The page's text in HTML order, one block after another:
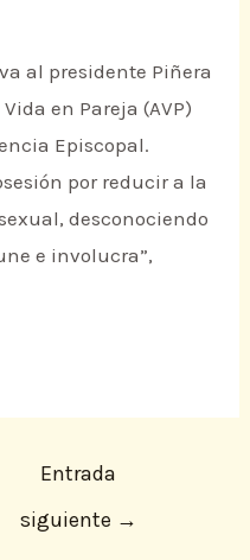
al presidente Piñera
en Pareja (AVP)
Episcopal.
por reducir a la
desconociendo
e involucra”,
Entrada
siguiente →